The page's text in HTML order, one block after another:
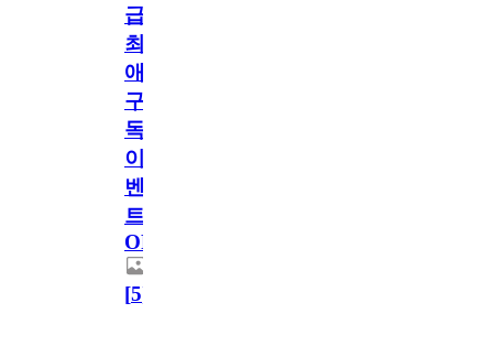
급!
최
애
구
독
이
벤
트
OPEN!
[5]